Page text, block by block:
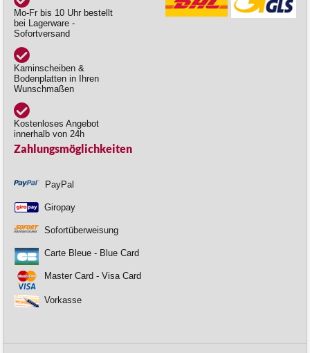
Mo-Fr bis 10 Uhr bestellt
bei Lagerware -
Sofortversand
Kaminscheiben &
Bodenplatten in Ihren
Wunschmaßen
Kostenloses Angebot
innerhalb von 24h
Zahlungsmöglichkeiten
PayPal
Giropay
Sofortüberweisung
Carte Bleue - Blue Card
Master Card - Visa Card
Vorkasse